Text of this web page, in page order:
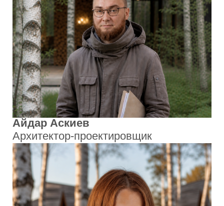
владельцев и не требуют сложного
ухода.
Продумываем структуру, растения и
решения так, чтобы пространство
выглядело естественно, современно и
оставалось удобным в повседневной
жизни.